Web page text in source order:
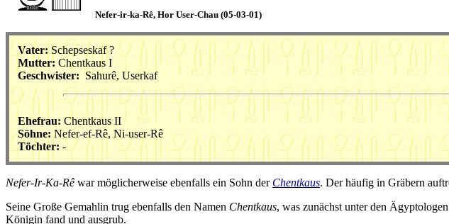
Nefer-ir-ka-Rê, Hor User-Chau (05-03-01)
Vater: Schepseskaf ?
Mutter: Chentkaus I
Geschwister: Sahurê, Userkaf
Ehefrau: Chentkaus II
Söhne: Nefer-ef-Rê, Ni-user-Rê
Töchter: -
Nefer-Ir-Ka-Rê war möglicherweise ebenfalls ein Sohn der Chentkaus. Der häufig in Gräbern
Seine Große Gemahlin trug ebenfalls den Namen Chentkaus, was zunächst unter den
Königin fand und ausgrub.